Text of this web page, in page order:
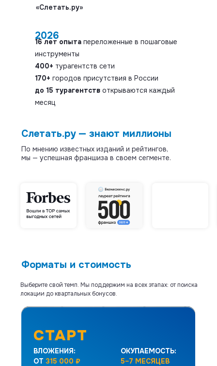
2026
«Слетать.ру»
16 лет опыта переложенные в пошаговые
инструменты
400+ турагентств сети
170+ городов присутствия в России
до 15 турагентств открываются каждый
месяц
Слетать.ру — знают миллионы
По мнению известных изданий и рейтингов,
мы — успешная франшиза в своем сегменте.
Форматы и стоимость
Выберите свой темп. Мы поддержим на всех этапах: от поиска
локации до квартальных бонусов.
СТАРТ
ВЛОЖЕНИЯ:
ОТ 315 000 ₽
ОКУПАЕМОСТЬ:
5–7 МЕСЯЦЕВ